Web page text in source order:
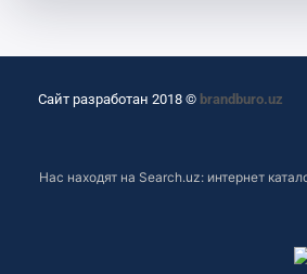
Сайт разработан 2018 © brandburo.uz
Нас находят на Search.uz: интернет